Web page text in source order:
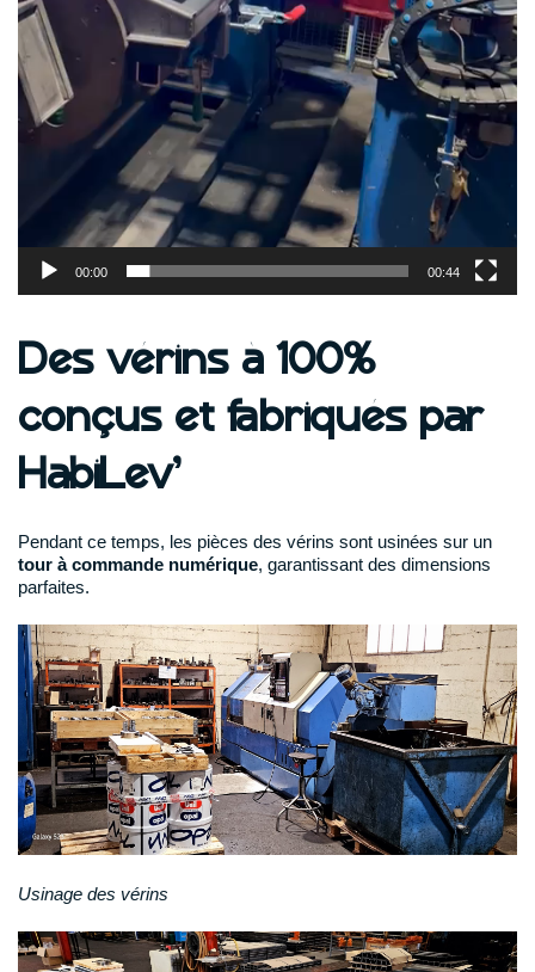
00:00 00:44
Des vérins à 100%
conçus et fabriqués par
HabiLev’
Pendant ce temps, les pièces des vérins sont usinées sur un
tour à commande numérique, garantissant des dimensions
parfaites.
Usinage des vérins